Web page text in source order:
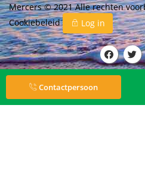
Mercers © 2021 Alle rechten
Cookiebeleid
Log in
Contactpersoon